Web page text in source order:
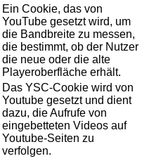
Ein Cookie, das von
YouTube gesetzt wird, um
die Bandbreite zu messen,
die bestimmt, ob der Nutzer
die neue oder die alte
Playeroberfläche erhält.
Das YSC-Cookie wird von
Youtube gesetzt und dient
dazu, die Aufrufe von
eingebetteten Videos auf
Youtube-Seiten zu
verfolgen.